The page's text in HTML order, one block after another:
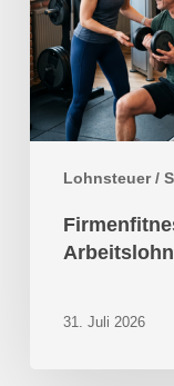
Lohnsteuer /
31. Juli 2026